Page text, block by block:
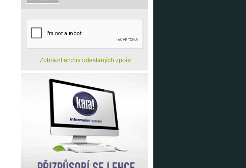
Zobrazit archiv odeslaných zpráv